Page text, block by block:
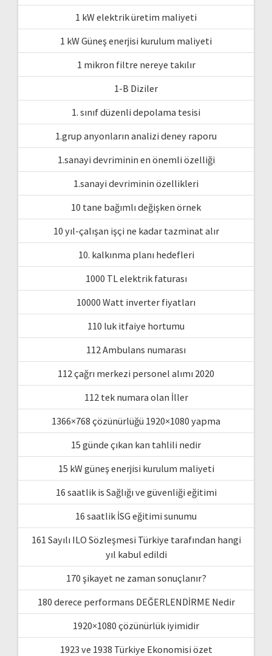
1 kW elektrik üretim maliyeti
1 kW Güneş enerjisi kurulum maliyeti
1 mikron filtre nereye takılır
1-B Diziler
1. sınıf düzenli depolama tesisi
1.grup anyonların analizi deney raporu
1.sanayi devriminin en önemli özelliği
1.sanayi devriminin özellikleri
10 tane bağımlı değişken örnek
10 yıl-çalışan işçi ne kadar tazminat alır
10. kalkınma planı hedefleri
1000 TL elektrik faturası
10000 Watt inverter fiyatları
110 luk itfaiye hortumu
112 Ambulans numarası
112 çağrı merkezi personel alımı 2020
112 tek numara olan İller
1366×768 çözünürlüğü 1920×1080 yapma
15 günde çıkan kan tahlili nedir
15 kW güneş enerjisi kurulum maliyeti
16 saatlik is Sağlığı ve güvenliği eğitimi
16 saatlik İSG eğitimi sunumu
161 Sayılı ILO Sözleşmesi Türkiye tarafından hangi
yıl kabul edildi
170 şikayet ne zaman sonuçlanır?
180 derece performans DEĞERLENDİRME Nedir
1920×1080 çözünürlük iyimidir
1923 ve 1938 Türkiye Ekonomisi özet